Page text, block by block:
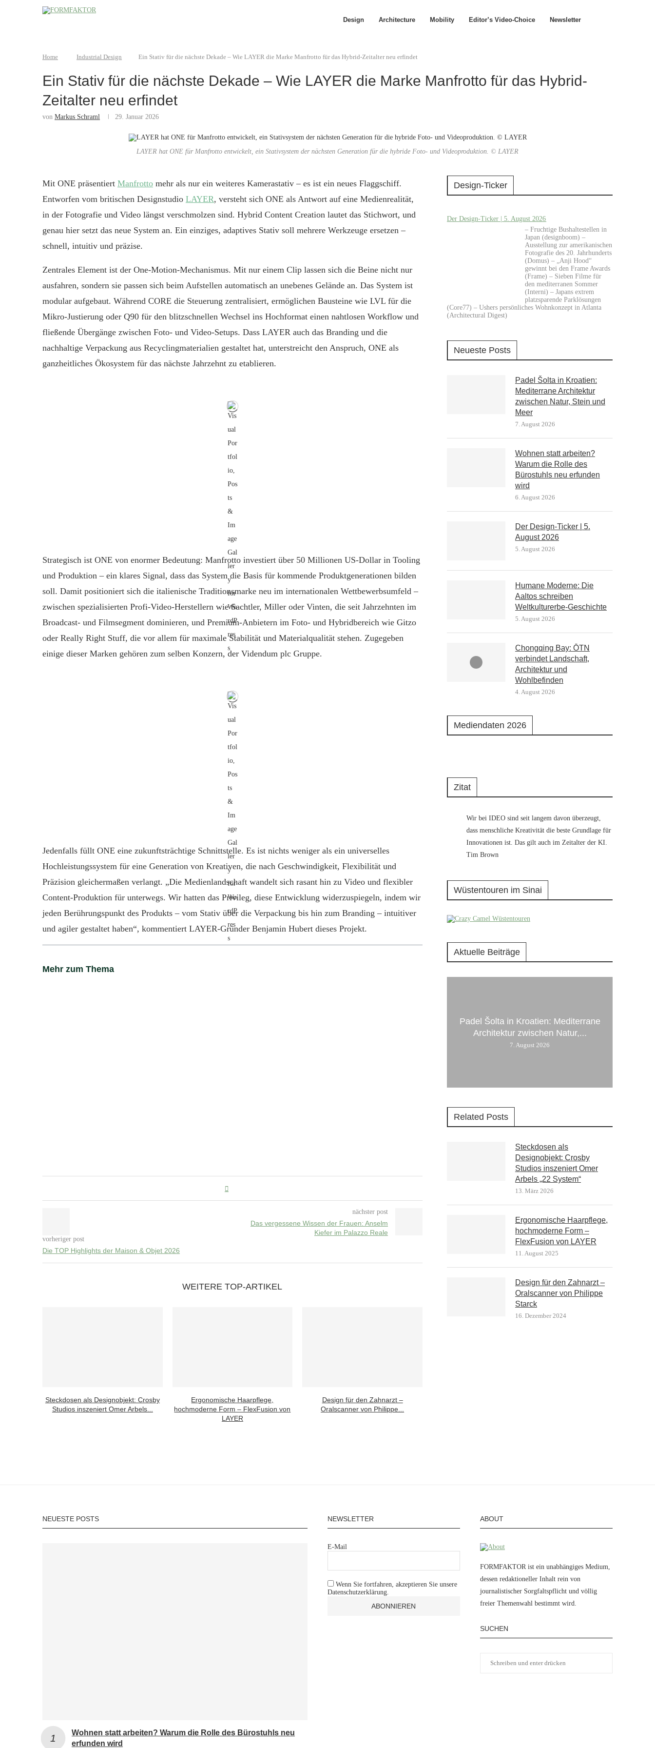
Design Architecture Mobility Editor’s Video-Choice Newsletter
Home Industrial Design Ein Stativ für die nächste Dekade – Wie LAYER die Marke Manfrotto für das Hybrid-Zeitalter neu erfindet
Ein Stativ für die nächste Dekade – Wie LAYER die Marke Manfrotto für das Hybrid-
Zeitalter neu erfindet
von Markus Schraml 29. Januar 2026
LAYER hat ONE für Manfrotto entwickelt, ein Stativsystem der nächsten Generation für die hybride Foto- und Videoproduktion. © LAYER
Mit ONE präsentiert Manfrotto mehr als nur ein weiteres Kamerastativ – es ist ein neues Flaggschiff.
Entworfen vom britischen Designstudio LAYER, versteht sich ONE als Antwort auf eine Medienrealität,
in der Fotografie und Video längst verschmolzen sind. Hybrid Content Creation lautet das Stichwort, und
genau hier setzt das neue System an. Ein einziges, adaptives Stativ soll mehrere Werkzeuge ersetzen –
schnell, intuitiv und präzise.
Zentrales Element ist der One-Motion-Mechanismus. Mit nur einem Clip lassen sich die Beine nicht nur
ausfahren, sondern sie passen sich beim Aufstellen automatisch an unebenes Gelände an. Das System ist
modular aufgebaut. Während CORE die Steuerung zentralisiert, ermöglichen Bausteine wie LVL für die
Mikro-Justierung oder Q90 für den blitzschnellen Wechsel ins Hochformat einen nahtlosen Workflow und
fließende Übergänge zwischen Foto- und Video-Setups. Dass LAYER auch das Branding und die
nachhaltige Verpackung aus Recyclingmaterialien gestaltet hat, unterstreicht den Anspruch, ONE als
ganzheitliches Ökosystem für das nächste Jahrzehnt zu etablieren.
Strategisch ist ONE von enormer Bedeutung: Manfrotto investiert über 50 Millionen US-Dollar in Tooling
und Produktion – ein klares Signal, dass das System die Basis für kommende Produktgenerationen bilden
soll. Damit positioniert sich die italienische Traditionsmarke neu im internationalen Wettbewerbsumfeld –
zwischen spezialisierten Profi-Video-Herstellern wie Sachtler, Miller oder Vinten, die seit Jahrzehnten im
Broadcast- und Filmsegment dominieren, und Premium-Anbietern im Foto- und Hybridbereich wie Gitzo
oder Really Right Stuff, die vor allem für maximale Stabilität und Materialqualität stehen. Zugegeben
einige dieser Marken gehören zum selben Konzern, der Videndum plc Gruppe.
Jedenfalls füllt ONE eine zukunftsträchtige Schnittstelle. Es ist nichts weniger als ein universelles
Hochleistungssystem für eine Generation von Kreativen, die nach Geschwindigkeit, Flexibilität und
Präzision gleichermaßen verlangt. „Die Medienlandschaft wandelt sich rasant hin zu Video und flexibler
Content-Produktion für unterwegs. Wir hatten das Privileg, diese Entwicklung widerzuspiegeln, indem wir
jeden Berührungspunkt des Produkts – vom Stativ über die Verpackung bis hin zum Branding – intuitiver
und agiler gestaltet haben“, kommentiert LAYER-Gründer Benjamin Hubert dieses Projekt.
Mehr zum Thema
vorheriger post
Die TOP Highlights der Maison & Objet 2026
nächster post
Das vergessene Wissen der Frauen: Anselm
Kiefer im Palazzo Reale
WEITERE TOP-ARTIKEL
Steckdosen als Designobjekt: Crosby
Studios inszeniert Omer Arbels...
Ergonomische Haarpflege,
hochmoderne Form – FlexFusion von
LAYER
Design für den Zahnarzt –
Oralscanner von Philippe...
Design-Ticker
Der Design-Ticker | 5. August 2026
– Fruchtige Bushaltestellen in
Japan (designboom) –
Ausstellung zur amerikanischen
Fotografie des 20. Jahrhunderts
(Domus) – „Anji Hood“
gewinnt bei den Frame Awards
(Frame) – Sieben Filme für
den mediterranen Sommer
(Interni) – Japans extrem
platzsparende Parklösungen
(Core77) – Ushers persönliches Wohnkonzept in Atlanta
(Architectural Digest)
Neueste Posts
Padel Šolta in Kroatien:
Mediterrane Architektur
zwischen Natur, Stein und
Meer
7. August 2026
Wohnen statt arbeiten?
Warum die Rolle des
Bürostuhls neu erfunden
wird
6. August 2026
Der Design-Ticker | 5.
August 2026
5. August 2026
Humane Moderne: Die
Aaltos schreiben
Weltkulturerbe-Geschichte
5. August 2026
Chongqing Bay: ŌTN
verbindet Landschaft,
Architektur und
Wohlbefinden
4. August 2026
Mediendaten 2026
Zitat
Wir bei IDEO sind seit langem davon überzeugt,
dass menschliche Kreativität die beste Grundlage für
Innovationen ist. Das gilt auch im Zeitalter der KI.
Tim Brown
Wüstentouren im Sinai
Aktuelle Beiträge
Padel Šolta in Kroatien: Mediterrane
Architektur zwischen Natur,...
7. August 2026
Related Posts
Steckdosen als
Designobjekt: Crosby
Studios inszeniert Omer
Arbels „22 System“
13. März 2026
Ergonomische Haarpflege,
hochmoderne Form –
FlexFusion von LAYER
11. August 2025
Design für den Zahnarzt –
Oralscanner von Philippe
Starck
16. Dezember 2024
NEUESTE POSTS
Wohnen statt arbeiten? Warum die Rolle des Bürostuhls neu
erfunden wird
NEWSLETTER
E-Mail
Wenn Sie fortfahren, akzeptieren Sie unsere
Datenschutzerklärung.
ABOUT
FORMFAKTOR ist ein unabhängiges Medium,
dessen redaktioneller Inhalt rein von
journalistischer Sorgfaltspflicht und völlig
freier Themenwahl bestimmt wird.
SUCHEN